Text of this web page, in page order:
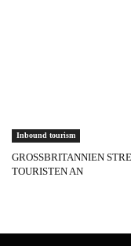
Inbound tourism
GROSSBRITANNIEN
TOURISTEN AN